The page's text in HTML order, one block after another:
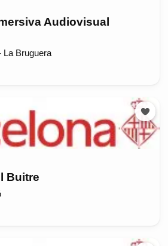
Audiovisual
La Bruguera
Buitre